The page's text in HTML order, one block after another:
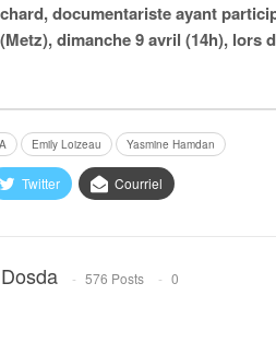
documentariste ayant
dimanche 9 avril (14h), lors
Emily Loizeau Yasmine Hamdan
Twitter Courriel
576 Posts
0